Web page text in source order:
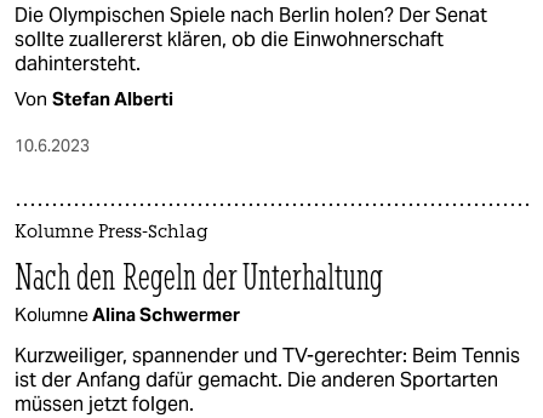
Die Olympischen Spiele nach Berlin holen? Der Senat
sollte zuallererst klären, ob die Einwohnerschaft
dahintersteht.
Von Stefan Alberti
10.6.2023
Kolumne Press-Schlag
Nach den Regeln der Unterhaltung
KolumneAlina Schwermer
Kurzweiliger, spannender und TV-gerechter: Beim Tennis
ist der Anfang dafür gemacht. Die anderen Sportarten
müssen jetzt folgen.